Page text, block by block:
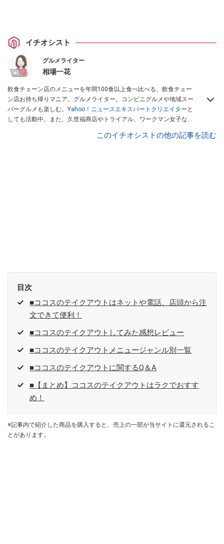
イチオシスト
グルメライター
相場一花
飲食チェーン店のメニューを年間100食以上食べ比べる、飲食チェー
ン店お持ち帰りマニア。グルメライター。コンビニグルメや地域スー
パーグルメも楽しむ。 Yahoo！ニュースエキスパートクリエイター と
しても活動中。また、久世福商店やトライアル、ワークマン女子など
、集英社「週刊プレイボーイ」、宝島
このイチオシストの他の記事を読む
目次
■ココスのテイクアウトはネットや電話、店頭から注
文できて便利！
■ココスのテイクアウトしてみた感想レビュー
■ココスのテイクアウトメニュージャンル別一覧
■ココスのテイクアウトに関するQ＆A
■【まとめ】ココスのテイクアウトはラクでおすす
め！
※記事内で紹介した商品を購入すると、売上の一部が当サイトに還元されるこ
とがあります。